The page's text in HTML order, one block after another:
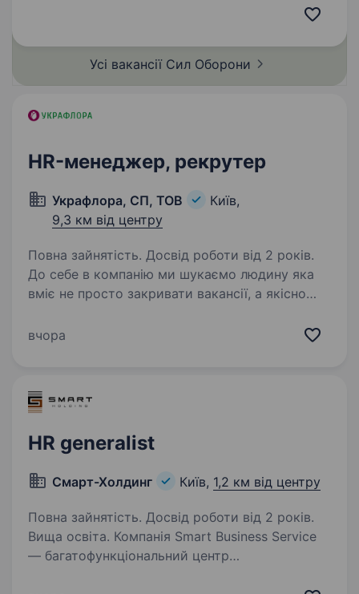
Батальйон брав…
Усі вакансії Сил Оборони
HR-менеджер, рекрутер
Украфлора, СП, ТОВ
Київ,
9,3 км від центру
Повна зайнятість. Досвід роботи від 2 років.
До себе в компанію ми шукаємо людину яка
вміє не просто закривати вакансії, а якісно
бізнесу та знаходити людей, які дійсно
вчора
HR generalist
Смарт-Холдинг Київ, 1,2 км від центру
Повна зайнятість. Досвід роботи від 2 років.
Вища освіта. Компанія Smart Business Service
— багатофункціональний центр